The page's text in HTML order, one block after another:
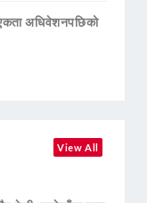
अधिवेशनपछिको
View All